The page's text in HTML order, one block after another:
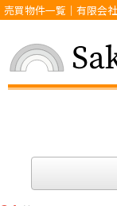
売買物件一覧｜有限会